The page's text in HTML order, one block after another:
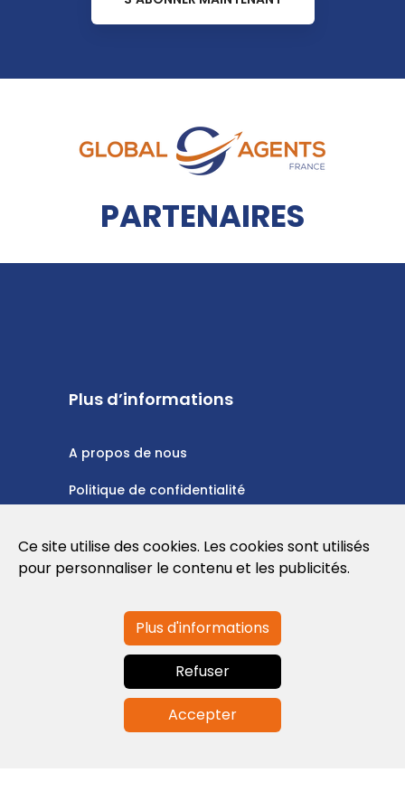
PARTENAIRES
Plus d’informations
A propos de nous
Politique de confidentialité
Conditions d'utilisation
Contactez-nous
info@globalagents.net
Ce site utilise des cookies. Les cookies sont utilisés
pour personnaliser le contenu et les publicités.
Plus d'informations
Refuser
Accepter